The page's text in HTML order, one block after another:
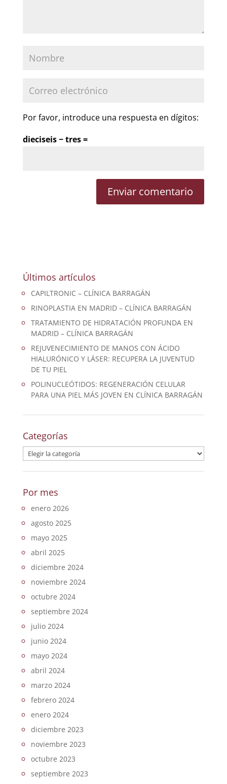
Por favor, introduce una respuesta en dígitos:
dieciseis − tres =
Últimos artículos
CAPILTRONIC – CLÍNICA BARRAGÁN
RINOPLASTIA EN MADRID – CLÍNICA BARRAGÁN
TRATAMIENTO DE HIDRATACIÓN PROFUNDA EN
MADRID – CLÍNICA BARRAGÁN
REJUVENECIMIENTO DE MANOS CON ÁCIDO
HIALURÓNICO Y LÁSER: RECUPERA LA JUVENTUD
DE TU PIEL
POLINUCLEÓTIDOS: REGENERACIÓN CELULAR
PARA UNA PIEL MÁS JOVEN EN CLÍNICA BARRAGÁN
Categorías
Categorías
Por mes
enero 2026
agosto 2025
mayo 2025
abril 2025
diciembre 2024
noviembre 2024
octubre 2024
septiembre 2024
julio 2024
junio 2024
mayo 2024
abril 2024
marzo 2024
febrero 2024
enero 2024
diciembre 2023
noviembre 2023
octubre 2023
septiembre 2023